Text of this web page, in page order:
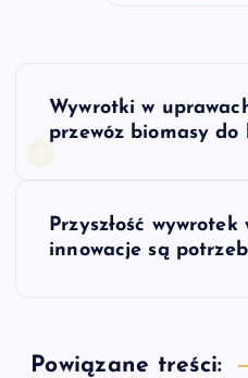
N
a
Wywrotki w
przewóz biomasy do
Przyszłość
innowacje są
Powiązane treści: